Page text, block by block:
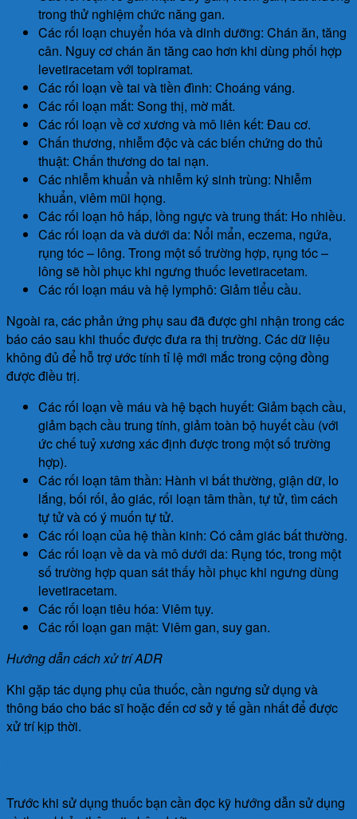
trong thử nghiệm chức năng gan.
Các rối loạn chuyển hóa và dinh dưỡng: Chán ăn, tăng
cân. Nguy cơ chán ăn tăng cao hơn khi dùng phối hợp
levetiracetam với topiramat.
Các rối loạn về tai và tiền đình: Choáng váng.
Các rối loạn mắt: Song thị, mờ mắt.
Các rối loạn về cơ xương và mô liên kết: Đau cơ.
Chấn thương, nhiễm độc và các biến chứng do thủ
thuật: Chấn thương do tai nạn.
Các nhiễm khuẩn và nhiễm ký sinh trùng: Nhiễm
khuẩn, viêm mũi họng.
Các rối loạn hô hấp, lồng ngực và trung thất: Ho nhiều.
Các rối loạn da và dưới da: Nổi mẩn, eczema, ngứa,
rụng tóc – lông. Trong một số trường hợp, rụng tóc –
lông sẽ hồi phục khi ngưng thuốc levetiracetam.
Các rối loạn máu và hệ lymphô: Giảm tiểu cầu.
Ngoài ra, các phản ứng phụ sau đã được ghi nhận trong các
báo cáo sau khi thuốc được đưa ra thị trường. Các dữ liệu
không đủ để hỗ trợ ước tính tỉ lệ mới mắc trong cộng đồng
được điều trị.
Các rối loạn về máu và hệ bạch huyết: Giảm bạch cầu,
giảm bạch cầu trung tính, giảm toàn bộ huyết cầu (với
ức chế tuỷ xương xác định được trong một số trường
hợp).
Các rối loạn tâm thần: Hành vi bất thường, giận dữ, lo
lắng, bối rối, ảo giác, rối loạn tâm thần, tự tử, tìm cách
tự tử và có ý muốn tự tử.
Các rối loạn của hệ thần kinh: Có cảm giác bất thường.
Các rối loạn về da và mô dưới da: Rụng tóc, trong một
số trường hợp quan sát thấy hồi phục khi ngưng dùng
levetiracetam.
Các rối loạn tiêu hóa: Viêm tụy.
Các rối loạn gan mật: Viêm gan, suy gan.
Hướng dẫn cách xử trí ADR
Khi gặp tác dụng phụ của thuốc, cần ngưng sử dụng và
thông báo cho bác sĩ hoặc đến cơ sở y tế gần nhất để được
xử trí kịp thời.
Trước khi sử dụng thuốc bạn cần đọc kỹ hướng dẫn sử dụng